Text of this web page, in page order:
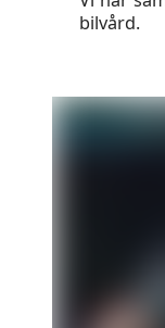
bilvård.